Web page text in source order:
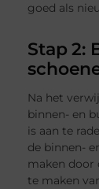
goed als
Stap 2:
Na het
binnen- en
is aan te
de binnen-
maken door
te maken